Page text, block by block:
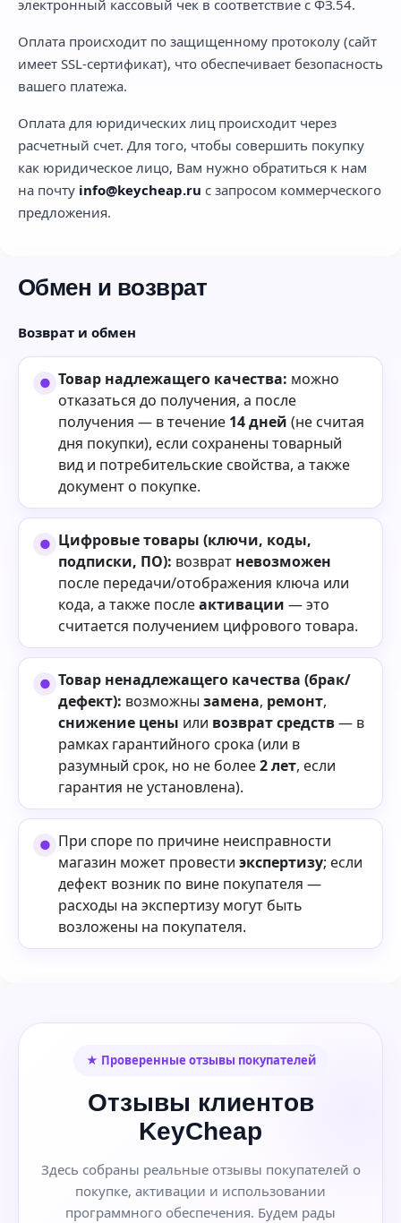
электронный кассовый чек в соответствие с ФЗ.54.
Оплата происходит по защищенному протоколу (сайт
имеет SSL-сертификат), что обеспечивает безопасность
вашего платежа.
Оплата для юридических лиц происходит через
расчетный счет. Для того, чтобы совершить покупку
как юридическое лицо, Вам нужно обратиться к нам
на почту info@keycheap.ru с запросом коммерческого
предложения.
Обмен и возврат
Возврат и обмен
Товар надлежащего качества: можно
отказаться до получения, а после
получения — в течение 14 дней (не считая
дня покупки), если сохранены товарный
вид и потребительские свойства, а также
документ о покупке.
Цифровые товары (ключи, коды,
подписки, ПО): возврат невозможен
после передачи/отображения ключа или
кода, а также послеактивации — это
считается получением цифрового товара.
Товар ненадлежащего качества (брак/
дефект): возможны замена, ремонт,
снижение цены или возврат средств— в
рамках гарантийного срока (или в
разумный срок, но не более2 лет, если
гарантия не установлена).
При споре по причине неисправности
магазин может провести экспертизу; если
дефект возник по вине покупателя —
расходы на экспертизу могут быть
возложены на покупателя.
★ Проверенные отзывы покупателей
Отзывы клиентов
KeyCheap
Здесь собраны реальные отзывы покупателей о
покупке, активации и использовании
программного обеспечения. Будем рады